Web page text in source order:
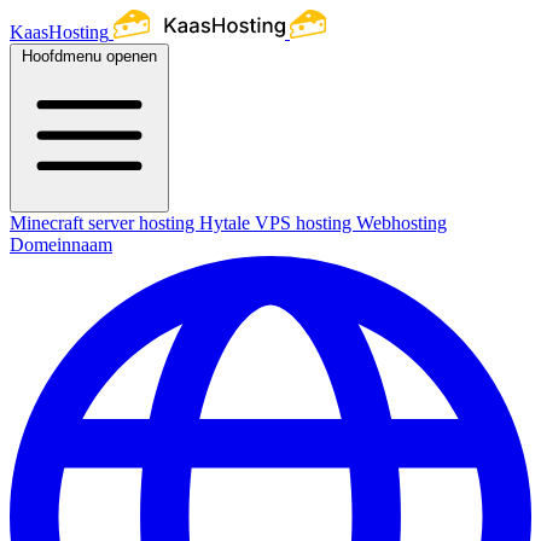
KaasHosting
Hoofdmenu openen
Minecraft server hosting Hytale VPS hosting Webhosting
Domeinnaam